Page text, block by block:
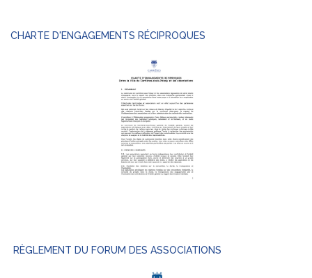
CHARTE D'ENGAGEMENTS RÉCIPROQUES
RÈGLEMENT DU FORUM DES ASSOCIATIONS